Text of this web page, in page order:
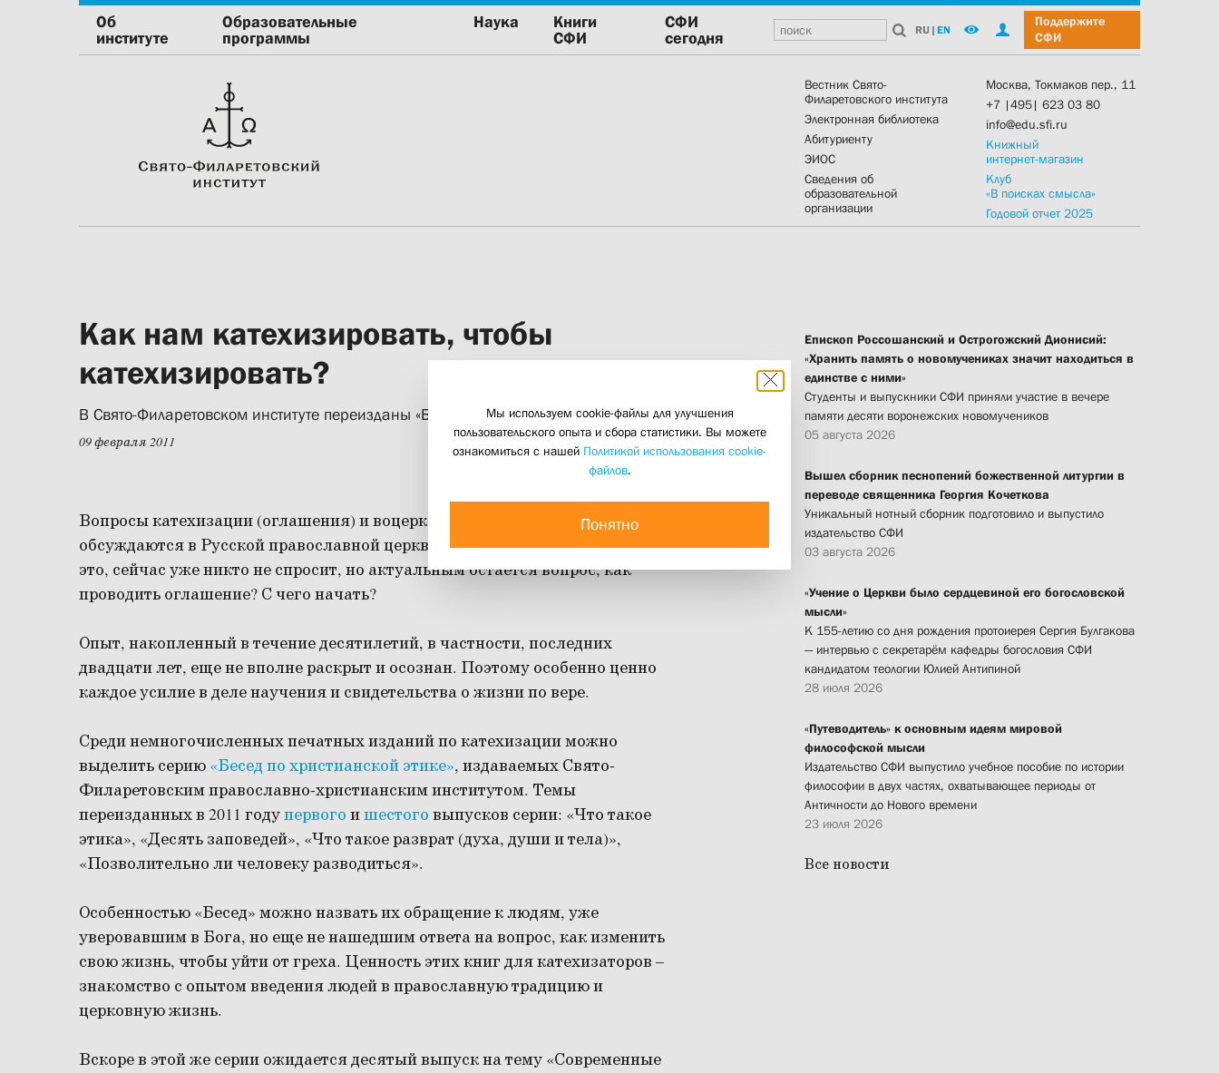
Об
институте
Образовательные
программы
Наука
Книги
СФИ
СФИ
сегодня
RU | EN
Поддержите
СФИ
Вестник Свято-
Филаретовского института
Электронная библиотека
Абитуриенту
ЭИОС
Сведения об
образовательной
организации
Москва, Токмаков пер., 11
+7 |495| 623 03 80
info@edu.sfi.ru
Книжный
интернет-магазин
Клуб
«В поисках смысла»
Годовой отчет 2025
Как нам катехизировать, чтобы
катехизировать?
В Свято-Филаретовском институте переизданы «Беседы по христианской этике»
09 февраля 2011
Вопросы катехизации (оглашения) и воцерковления взрослых широко
обсуждаются в Русской православной церкви на всех уровнях. Нужно ли
это, сейчас уже никто не спросит, но актуальным остается вопрос, как
проводить оглашение? С чего начать?
Опыт, накопленный в течение десятилетий, в частности, последних
двадцати лет, еще не вполне раскрыт и осознан. Поэтому особенно ценно
каждое усилие в деле научения и свидетельства о жизни по вере.
Среди немногочисленных печатных изданий по катехизации можно
выделить серию «Бесед по христианской этике», издаваемых Свято-
Филаретовским православно-христианским институтом. Темы
переизданных в 2011 годупервого ишестого выпусков серии: «Что такое
этика», «Десять заповедей», «Что такое разврат (духа, души и тела)»,
«Позволительно ли человеку разводиться».
Особенностью «Бесед» можно назвать их обращение к людям, уже
уверовавшим в Бога, но еще не нашедшим ответа на вопрос, как изменить
свою жизнь, чтобы уйти от греха. Ценность этих книг для катехизаторов –
знакомство с опытом введения людей в православную традицию и
церковную жизнь.
Вскоре в этой же серии ожидается десятый выпуск на тему «Современные
Епископ Россошанский и Острогожский Дионисий:
«Хранить память о новомучениках значит находиться в
единстве с ними»
Студенты и выпускники СФИ приняли участие в вечере
памяти десяти воронежских новомучеников
05 августа 2026
Вышел сборник песнопений божественной литургии в
переводе священника Георгия Кочеткова
Уникальный нотный сборник подготовило и выпустило
издательство СФИ
03 августа 2026
«Учение о Церкви было сердцевиной его богословской
мысли»
К 155-летию со дня рождения протоиерея Сергия Булгакова
— интервью с секретарём кафедры богословия СФИ
кандидатом теологии Юлией Антипиной
28 июля 2026
«Путеводитель» к основным идеям мировой
философской мысли
Издательство СФИ выпустило учебное пособие по истории
философии в двух частях, охватывающее периоды от
Античности до Нового времени
23 июля 2026
Все новости
Мы используем cookie-файлы для улучшения
пользовательского опыта и сбора статистики. Вы можете
ознакомиться с нашей Политикой использования cookie-
файлов.
Понятно